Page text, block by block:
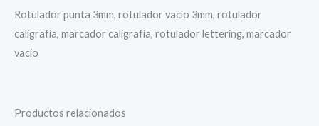
Rotulador punta 3mm, rotulador vacío 3mm, rotulador
caligrafía, marcador caligrafía, rotulador lettering, marcador
vacio
Productos relacionados